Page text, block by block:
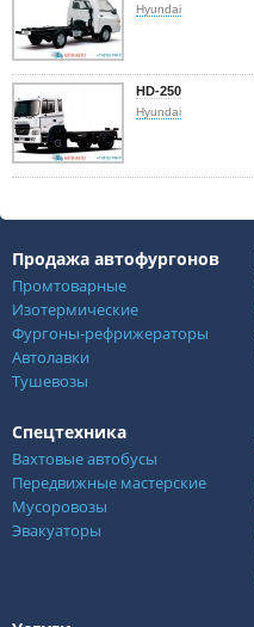
Hyundai
HD-250
Hyundai
Продажа автофургонов
Промтоварные
Изотермические
Фургоны-рефрижераторы
Автолавки
Тушевозы
Спецтехника
Вахтовые автобусы
Передвижные мастерские
Мусоровозы
Эвакуаторы